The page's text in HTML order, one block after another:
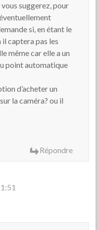
suggerez, pour
si, en étant le
captera pas les
même car elle a un
point automatique
d’acheter un
la caméra? ou il
Répondre